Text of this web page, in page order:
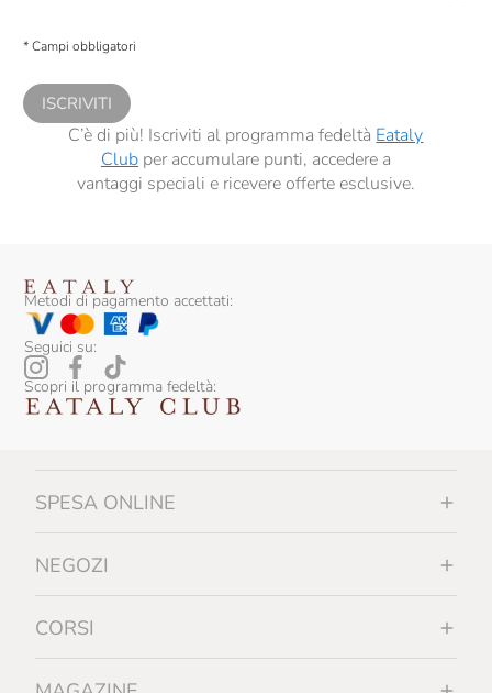
comunicazioni commerciali personalizzate, in caso di consenso prestato ai
* Campi obbligatori
ISCRIVITI
C’è di più! Iscriviti al programma fedeltà Eataly
Clubper accumulare punti, accedere a
vantaggi speciali e ricevere offerte esclusive.
Metodi di pagamento accettati:
Seguici su:
Scopri il programma fedeltà:
SPESA ONLINE
NEGOZI
CORSI